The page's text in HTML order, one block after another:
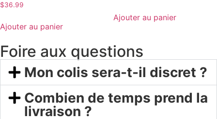
$36.99
Ajouter au panier
Ajouter au panier
Foire aux questions
Mon colis sera-t-il discret ?
Combien de temps prend la
livraison ?